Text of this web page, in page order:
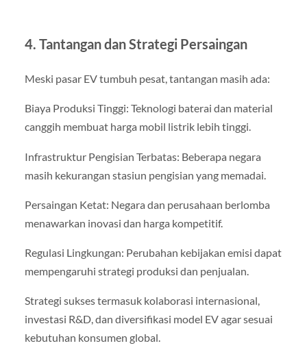
4. Tantangan dan Strategi Persaingan
Meski pasar EV tumbuh pesat, tantangan masih ada:
Biaya Produksi Tinggi: Teknologi baterai dan material
canggih membuat harga mobil listrik lebih tinggi.
Infrastruktur Pengisian Terbatas: Beberapa negara
masih kekurangan stasiun pengisian yang memadai.
Persaingan Ketat: Negara dan perusahaan berlomba
menawarkan inovasi dan harga kompetitif.
Regulasi Lingkungan: Perubahan kebijakan emisi dapat
mempengaruhi strategi produksi dan penjualan.
Strategi sukses termasuk kolaborasi internasional,
investasi R&D, dan diversifikasi model EV agar sesuai
kebutuhan konsumen global.